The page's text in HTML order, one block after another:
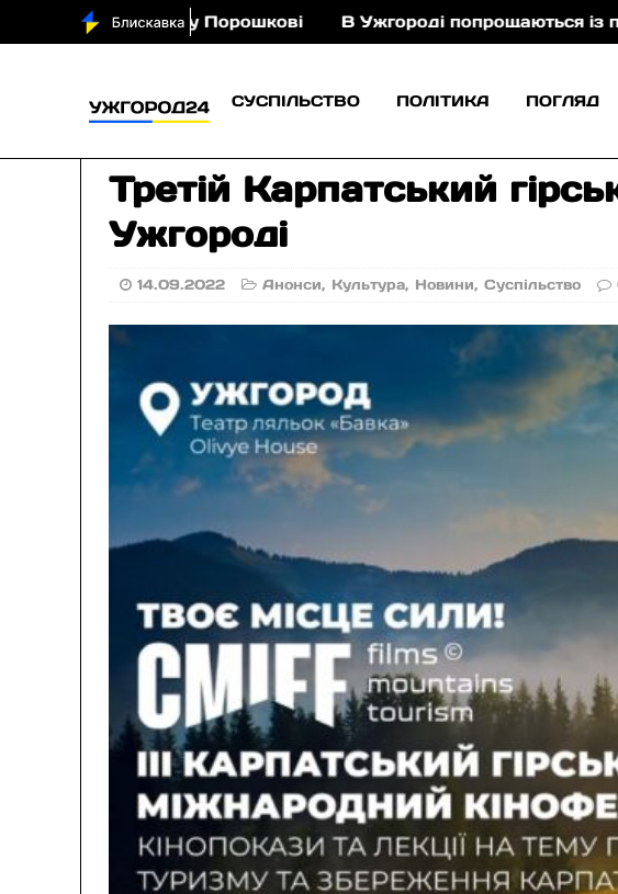
з кіньми у Порошкові В Ужгороді попрощаються із
СУСПІЛЬСТВО ПОЛІТИКА ПОГЛЯД
Третій Карпатський
Ужгороді
14.09.2022 Анонси, Культура, Новини,Суспільство